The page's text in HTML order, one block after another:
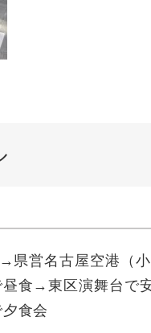
県営名古屋空港（
昼食→東区演舞台
食会